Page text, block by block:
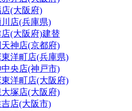
店(大阪府)
川店(兵庫県)
店(大阪府)建替
天神店(京都府)
東洋町店(兵庫県)
中央店(神戸市)
東洋町店(大阪府)
大塚店(大阪府)
吉店(大阪市)